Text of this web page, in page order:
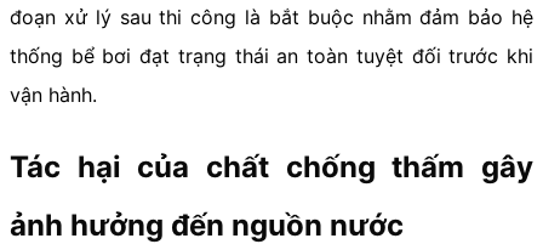
đoạn xử lý sau thi công là bắt buộc nhằm đảm bảo hệ
thống bể bơi đạt trạng thái an toàn tuyệt đối trước khi
vận hành.
Tác hại của chất chống thấm gây
ảnh hưởng đến nguồn nước